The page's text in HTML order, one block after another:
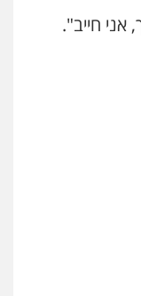
אני חייב".